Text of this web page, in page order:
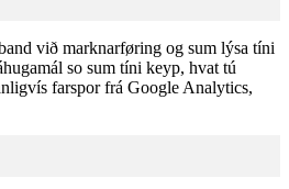
við marknarføring og sum lýsa tíni
so sum tíni keyp, hvat tú
farspor frá Google Analytics,